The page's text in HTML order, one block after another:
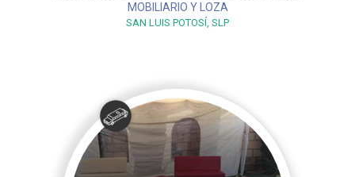
MOBILIARIO Y LOZA
SAN LUIS POTOSÍ, SLP